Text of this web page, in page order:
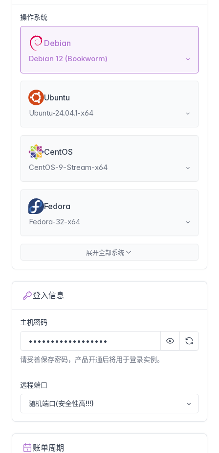
操作系统
Debian
Debian 12 (Bookworm)
Ubuntu
Ubuntu-24.04.1-x64
CentOS
CentOS-9-Stream-x64
Fedora
Fedora-32-x64
AlmaLinux-9.2-x64
OpenEuler-22.03-LTS-SP1-x64
展开全部系统
登入信息
主机密码
请妥善保存密码，产品开通后将用于登录实例。
远程端口
随机端口(安全性高!!!)
账单周期